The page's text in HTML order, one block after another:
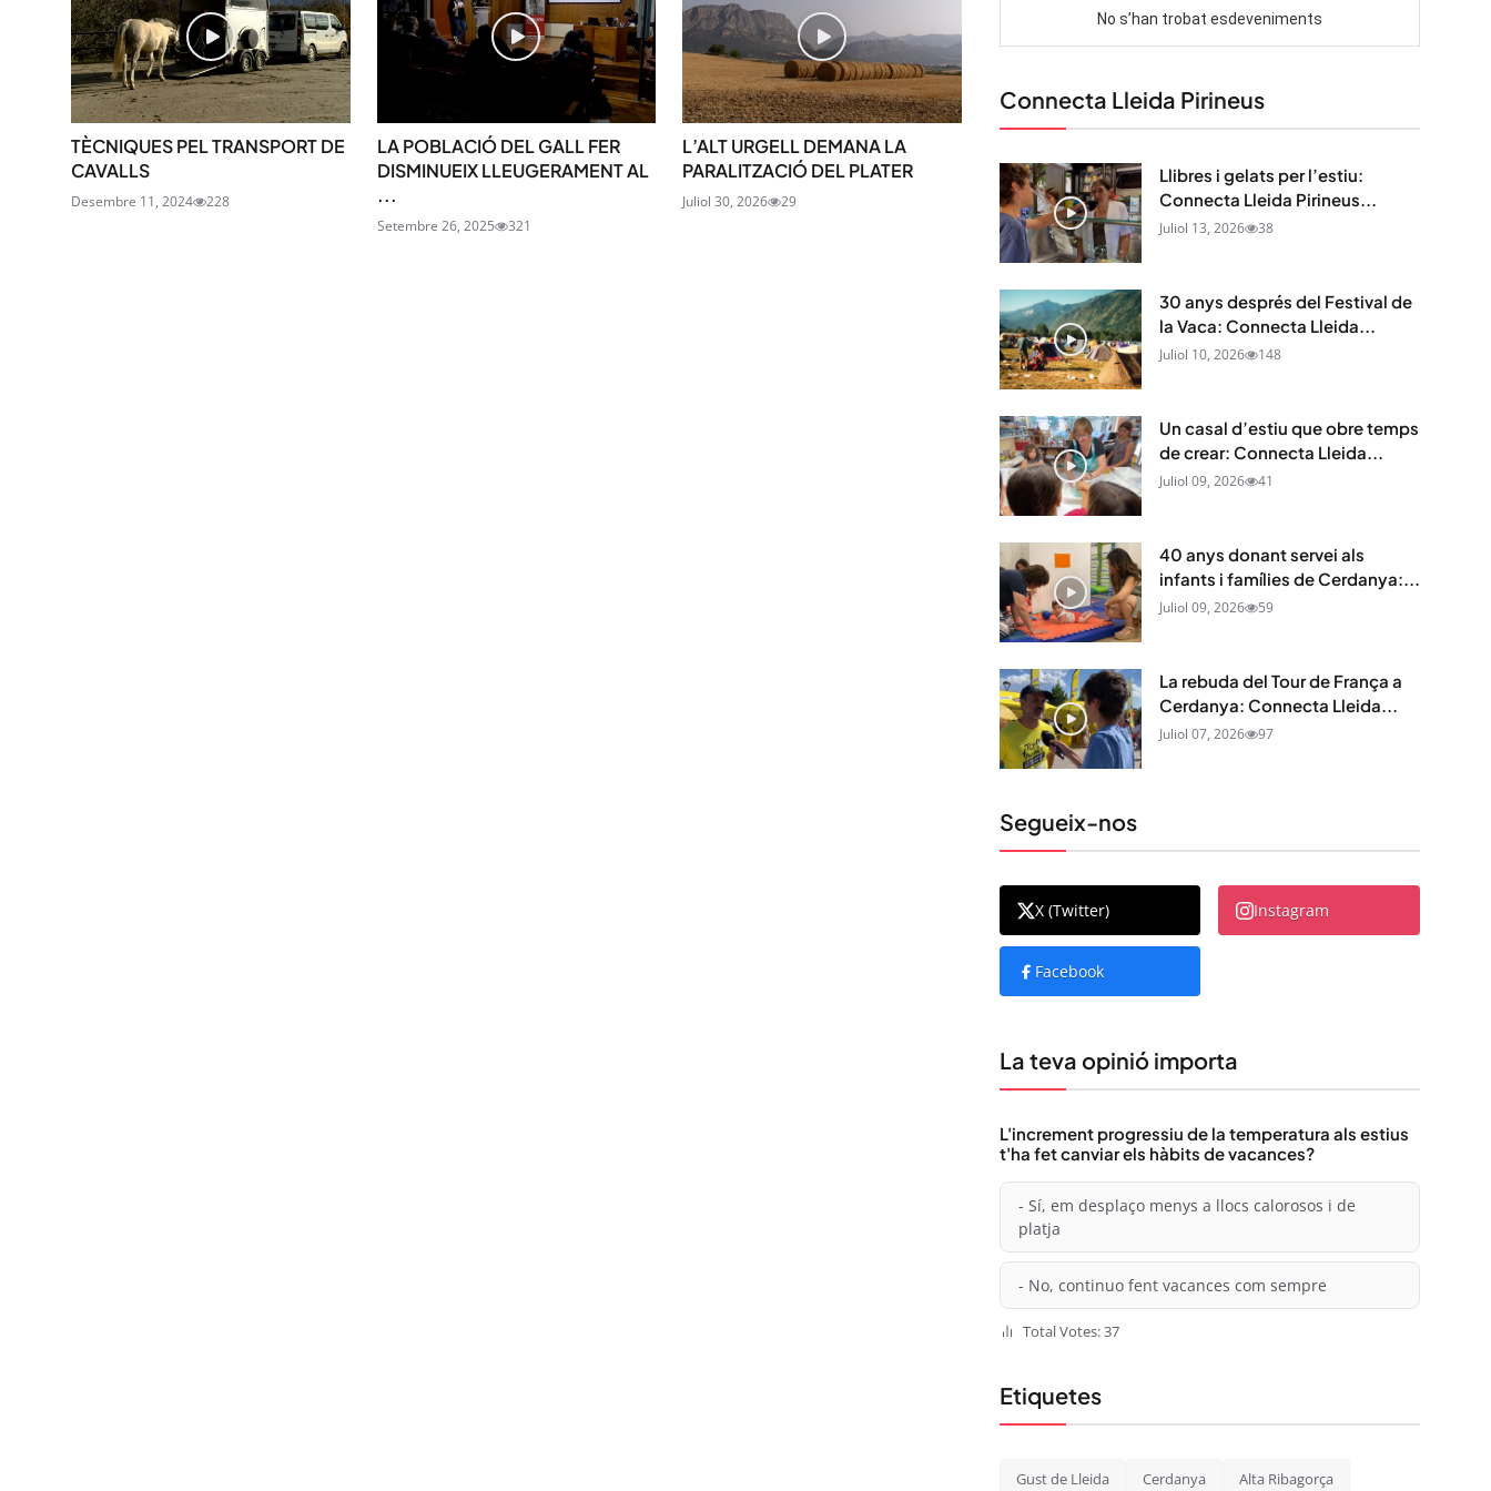
TÈCNIQUES PEL TRANSPORT DE
CAVALLS
Desembre 11, 2024 228
LA POBLACIÓ DEL GALL FER
DISMINUEIX LLEUGERAMENT AL
...
Setembre 26, 2025 321
L’ALT URGELL DEMANA LA
PARALITZACIÓ DEL PLATER
Juliol 30, 2026 29
Connecta Lleida Pirineus
Llibres i gelats per l’estiu:
Connecta Lleida Pirineus...
Juliol 13, 2026 38
30 anys després del Festival de
la Vaca: Connecta Lleida...
Juliol 10, 2026 148
Un casal d’estiu que obre temps
de crear: Connecta Lleida...
Juliol 09, 2026 41
40 anys donant servei als
infants i famílies de Cerdanya:...
Juliol 09, 2026 59
La rebuda del Tour de França a
Cerdanya: Connecta Lleida...
Juliol 07, 2026 97
Segueix-nos
X (Twitter) Instagram
Facebook
La teva opinió importa
L'increment progressiu de la temperatura als estius
t'ha fet canviar els hàbits de vacances?
- Sí, em desplaço menys a llocs calorosos i de
platja
- No, continuo fent vacances com sempre
Total Votes: 37
Etiquetes
Gust de Lleida Cerdanya Alta Ribagorça
SUBSCRIU-TE